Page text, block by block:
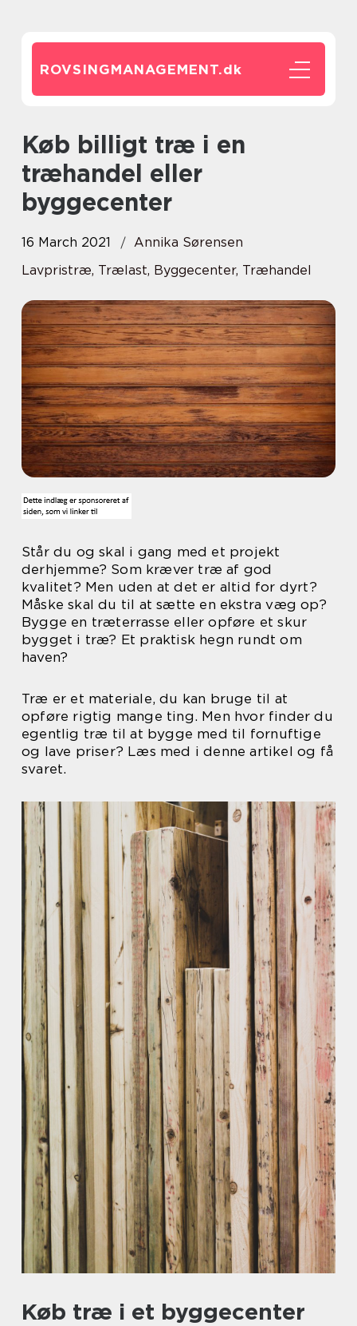
ROVSINGMANAGEMENT.dk
Køb billigt træ i en
træhandel eller
byggecenter
16 March 2021
Annika Sørensen
Lavpristræ, Trælast, Byggecenter, Træhandel
Står du og skal i gang med et projekt
derhjemme? Som kræver træ af god
kvalitet? Men uden at det er altid for dyrt?
Måske skal du til at sætte en ekstra væg op?
Bygge en træterrasse eller opføre et skur
bygget i træ? Et praktisk hegn rundt om
haven?
Træ er et materiale, du kan bruge til at
opføre rigtig mange ting. Men hvor finder du
egentlig træ til at bygge med til fornuftige
og lave priser? Læs med i denne artikel og få
svaret.
Køb træ i et byggecenter